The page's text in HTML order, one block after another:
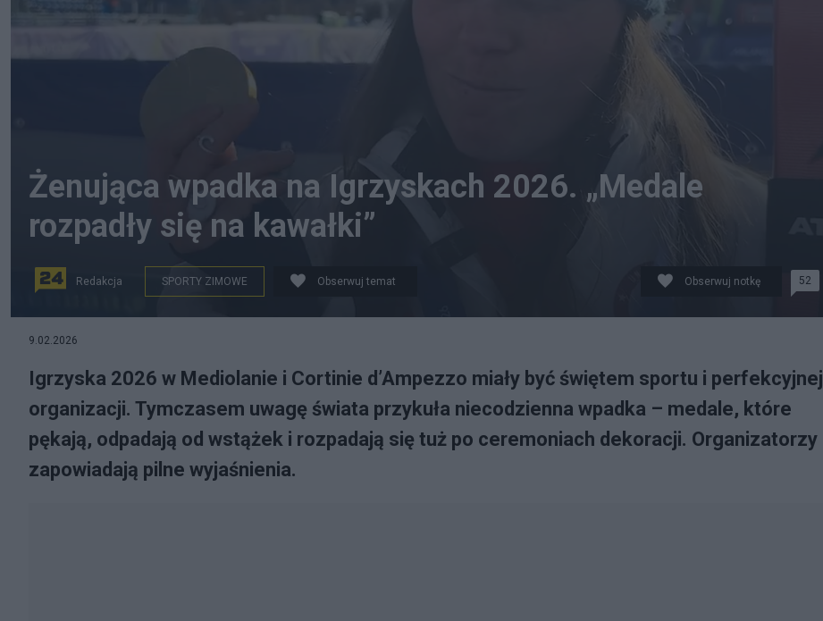
Żenująca wpadka na Igrzyskach 2026. „Medale
rozpadły się na kawałki”
Redakcja SPORTY ZIMOWE Obserwuj temat Obserwuj notkę 52
9.02.2026
Igrzyska 2026 w Mediolanie i Cortinie d’Ampezzo miały być świętem sportu i perfekcyjnej
organizacji. Tymczasem uwagę świata przykuła niecodzienna wpadka – medale, które
pękają, odpadają od wstążek i rozpadają się tuż po ceremoniach dekoracji. Organizatorzy
zapowiadają pilne wyjaśnienia.